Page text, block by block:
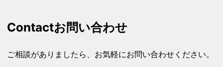
Contactお問い合わせ
ご相談がありましたら、お気軽にお問い合わせください。